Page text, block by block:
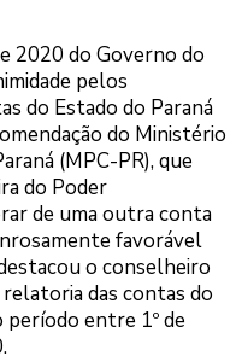
2020 do Governo do
pelos
do Estado do Paraná
do Ministério
(MPC-PR), que
do Poder
de uma outra conta
favorável
o conselheiro
das contas do
entre 1º de